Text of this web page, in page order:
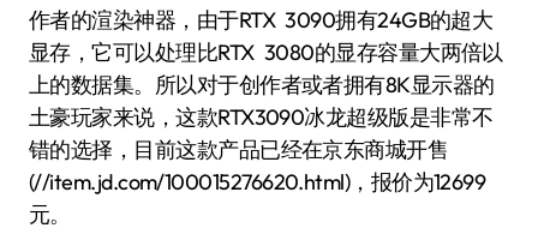
作者的渲染神器，由于RTX 3090拥有24GB的超大
显存，它可以处理比RTX 3080的显存容量大两倍以
上的数据集。所以对于创作者或者拥有8K显示器的
土豪玩家来说，这款RTX3090冰龙超级版是非常不
错的选择，目前这款产品已经在京东商城开售
(//item.jd.com/100015276620.html)，报价为12699
元。